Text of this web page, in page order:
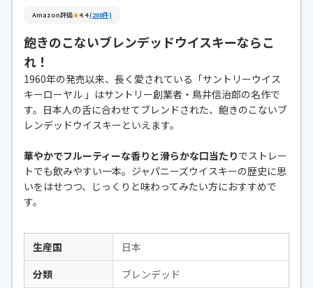
Amazon評価★4.4(208件)
飽きのこないブレンデッドウイスキーならこ
れ！
1960年の発売以来、長く愛されている「サントリーウイス
キーローヤル 」はサントリー創業者・鳥井信治郎の名作で
す。日本人の舌に合わせてブレンドされた、飽きのこないブ
レンデッドウイスキーといえます。
華やかでフルーティーな香りと滑らかな口当たりでストレー
トでも飲みやすい一本。ジャパニーズウイスキーの歴史に思
いをはせつつ、じっくりと味わってみたい方におすすめで
す。
生産国
日本
分類
ブレンデッド